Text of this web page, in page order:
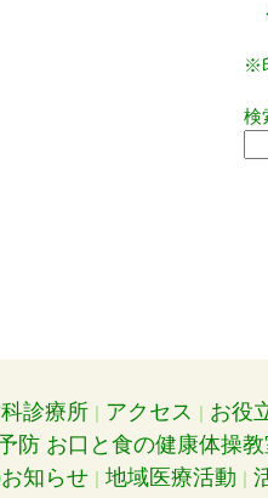
※
検
診療所 アクセス お役
防 お口と食の健康体操教
知らせ 地域医療活動